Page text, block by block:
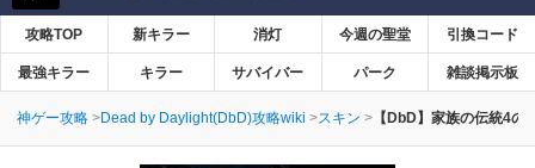
攻略TOP 新キラー 消灯 今週の聖堂 引換コード
最強キラー キラー サバイバー パーク 雑談掲示板
神ゲー攻略 Dead by Daylight(DbD)攻略wiki スキン 【DbD】家族の伝統4の